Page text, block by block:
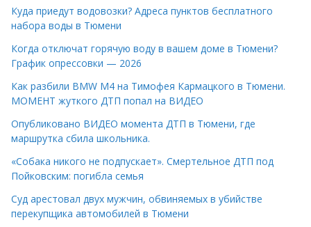
Куда приедут водовозки? Адреса пунктов бесплатного
набора воды в Тюмени
Когда отключат горячую воду в вашем доме в Тюмени?
График опрессовки — 2026
Как разбили BMW M4 на Тимофея Кармацкого в Тюмени.
МОМЕНТ жуткого ДТП попал на ВИДЕО
Опубликовано ВИДЕО момента ДТП в Тюмени, где
маршрутка сбила школьника.
«Собака никого не подпускает». Смертельное ДТП под
Пойковским: погибла семья
Суд арестовал двух мужчин, обвиняемых в убийстве
перекупщика автомобилей в Тюмени